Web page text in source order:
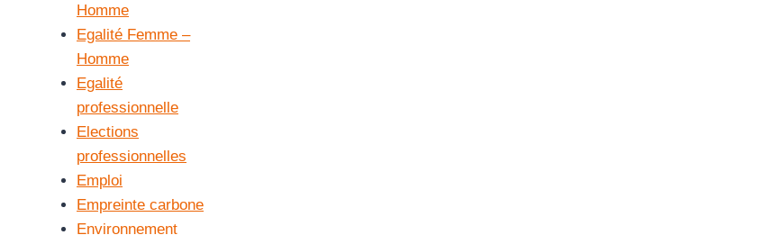
Homme
Egalité Femme –
Homme
Egalité
professionnelle
Elections
professionnelles
Emploi
Empreinte carbone
Environnement